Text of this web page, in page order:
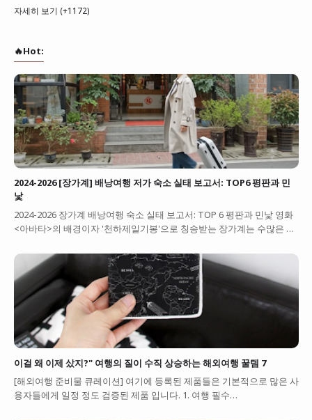
자세히 보기 (+1172)
🔥Hot:
2024-2026 [장가계] 배낭여행 저가 숙소 실태 보고서: TOP6 평판과 민
낯
2024-2026 장가계 배낭여행 숙소 실태 보고서: TOP 6 평판과 민낯 영화
<아바타>의 배경이자 '천하제일기봉'으로 칭송받는 장가계는 수많은 …
이걸 왜 이제 샀지?" 여행의 질이 수직 상승하는 해외여행 꿀템 7
[해외여행 준비물 큐레이션] 여기에 등록된 제품들은 기본적으로 많은 사
용자들에게 일정 정도 검증된 제품 입니다. 1. 여행 필수…